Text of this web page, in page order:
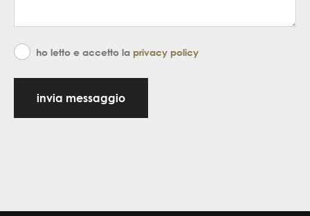
ho letto e accetto la privacy policy
invia messaggio